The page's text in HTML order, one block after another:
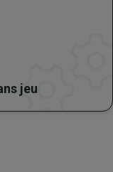
jeu